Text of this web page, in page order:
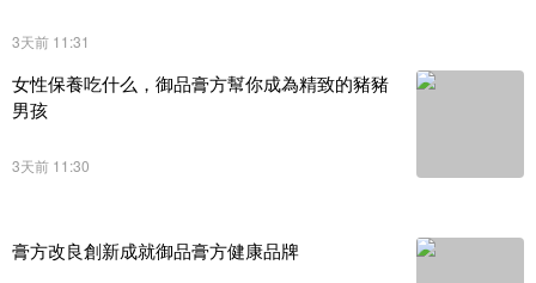
3天前 11:31
女性保養吃什么，御品膏方幫你成為精致的豬豬
男孩
3天前 11:30
膏方改良創新成就御品膏方健康品牌